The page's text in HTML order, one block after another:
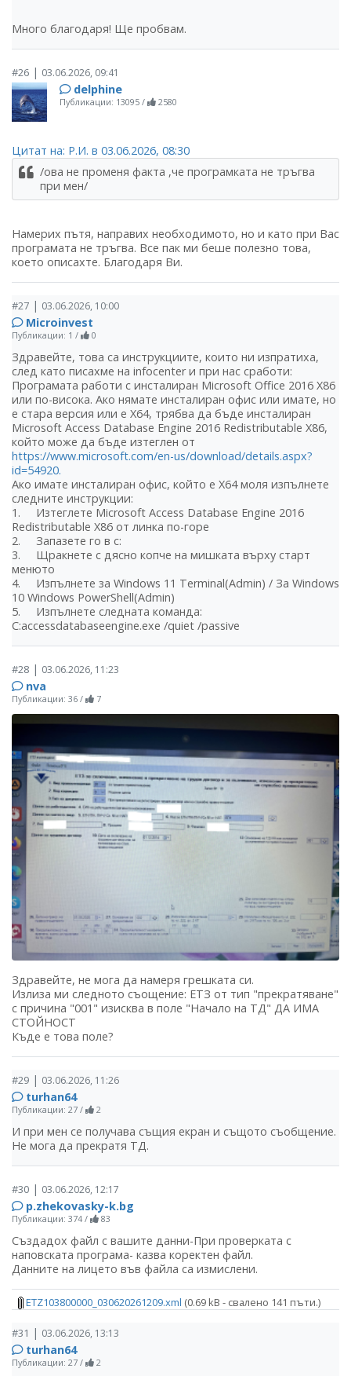
Много благодаря! Ще пробвам.
#26 | 03.06.2026, 09:41
delphine
Публикации: 13095 / 2580
Цитат на: Р.И. в 03.06.2026, 08:30
/ова не променя факта ,че програмката не тръгва
при мен/
Намерих пътя, направих необходимото, но и като при Вас
програмата не тръгва. Все пак ми беше полезно това,
което описахте. Благодаря Ви.
#27 | 03.06.2026, 10:00
Microinvest
Публикации: 1 / 0
Здравейте, това са инструкциите, които ни изпратиха,
след като писахме на infocenter и при нас сработи:
Програмата работи с инсталиран Microsoft Office 2016 X86
или по-висока. Ако нямате инсталиран офис или имате, но
е стара версия или е X64, трябва да бъде инсталиран
Microsoft Access Database Engine 2016 Redistributable X86,
който може да бъде изтеглен от
https://www.microsoft.com/en-us/download/details.aspx?
id=54920.
Ако имате инсталиран офис, който е X64 моля изпълнете
следните инструкции:
1. Изтеглете Microsoft Access Database Engine 2016
Redistributable X86 от линка по-горе
2. Запазете го в c:
3. Щракнете с дясно копче на мишката върху старт
менюто
4. Изпълнете за Windows 11 Terminal(Admin) / За Windows
10 Windows PowerShell(Admin)
5. Изпълнете следната команда:
C:accessdatabaseengine.exe /quiet /passive
#28 | 03.06.2026, 11:23
nva
Публикации: 36 / 7
Здравейте, не мога да намеря грешката си.
Излиза ми следното съощение: ЕТЗ от тип "прекратяване"
с причина "001" изисква в поле "Начало на ТД" ДА ИМА
СТОЙНОСТ
Къде е това поле?
#29 | 03.06.2026, 11:26
turhan64
Публикации: 27 / 2
И при мен се получава същия екран и същото съобщение.
Не мога да прекратя ТД.
#30 | 03.06.2026, 12:17
p.zhekovasky-k.bg
Публикации: 374 / 83
Създадох файл с вашите данни-При проверката с
наповската програма- казва коректен файл.
Данните на лицето във файла са измислени.
ETZ103800000_030620261209.xml (0.69 kB - свалено 141 пъти.)
#31 | 03.06.2026, 13:13
turhan64
Публикации: 27 / 2